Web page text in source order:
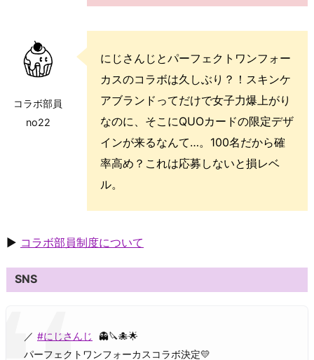
コラボ部員
no22
にじさんじとパーフェクトワンフォー
カスのコラボは久しぶり？！スキンケ
アブランドってだけで女子力爆上がり
なのに、そこにQUOカードの限定デザ
インが来るなんて…。100名だから確
率高め？これは応募しないと損レベ
ル。
▶ コラボ部員制度について
SNS
／ #にじさんじ
👻🔪🐙🌟
パーフェクトワンフォーカスコラボ決定💛